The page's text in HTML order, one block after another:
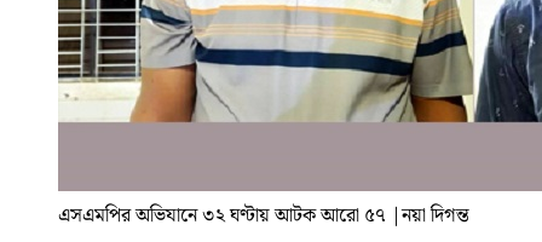
এসএমপির অভিযানে ৩২ ঘণ্টায় আটক আরো ৫৭ |নয়া দিগন্ত